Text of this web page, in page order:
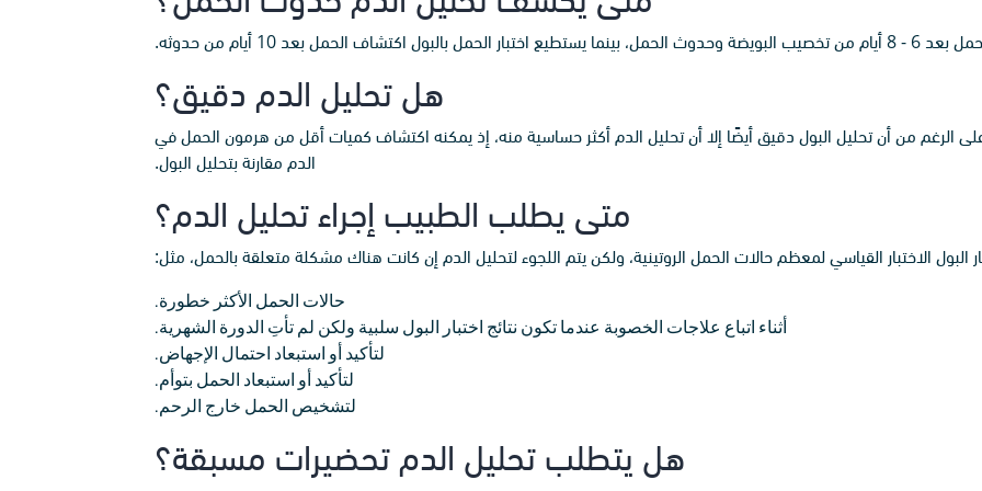
بعد 10 أيام من حدوثه.
هل تحليل الدم دقيق؟
دقة تحليل الحمل بالدم حوالي 99%، وعلى الرغم من أن تحليل البول دقيق أيضًا إلا أن تحليل الدم أكثر حساسية منه، إذ يمكنه اكتشاف كميات أقل من هرمون الحمل في
الدم مقارنة بتحليل البول.
متى يطلب الطبيب إجراء تحليل الدم؟
البول الاختبار القياسي لمعظم حالات الحمل الروتينية، ولكن يتم اللجوء لتحليل الدم إن كانت هناك مشكلة متعلقة بالحمل، مثل:
حالات الحمل الأكثر خطورة.
أثناء اتباع علاجات الخصوبة عندما تكون نتائج اختبار البول سلبية ولكن لم تأتِ الدورة الشهرية.
لتأكيد أو استبعاد احتمال الإجهاض.
لتأكيد أو استبعاد الحمل بتوأم.
لتشخيص الحمل خارج الرحم.
هل يتطلب تحليل الدم تحضيرات مسبقة؟